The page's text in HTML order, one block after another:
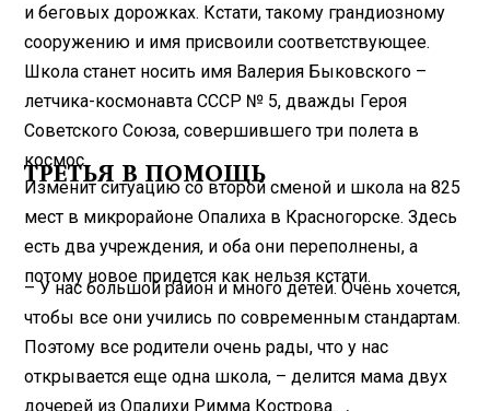
и беговых дорожках. Кстати, такому грандиозному
сооружению и имя присвоили соответствующее.
Школа станет носить имя Валерия Быковского –
летчика-космонавта СССР № 5, дважды Героя
Советского Союза, совершившего три полета в
космос.
ТРЕТЬЯ В ПОМОЩЬ
Изменит ситуацию со второй сменой и школа на 825
мест в микрорайоне Опалиха в Красногорске. Здесь
есть два учреждения, и оба они переполнены, а
потому новое придется как нельзя кстати.
– У нас большой район и много детей. Очень хочется,
чтобы все они учились по современным стандартам.
Поэтому все родители очень рады, что у нас
открывается еще одна школа, – делится мама двух
дочерей из Опалихи Римма Кострова.